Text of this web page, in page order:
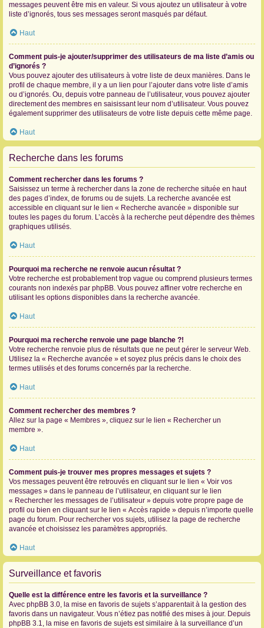
messages peuvent être mis en valeur. Si vous ajoutez un utilisateur à votre
liste d’ignorés, tous ses messages seront masqués par défaut.
Haut
Comment puis-je ajouter/supprimer des utilisateurs de ma liste d’amis ou
d’ignorés ?
Vous pouvez ajouter des utilisateurs à votre liste de deux manières. Dans le
profil de chaque membre, il y a un lien pour l’ajouter dans votre liste d’amis
ou d’ignorés. Ou, depuis votre panneau de l’utilisateur, vous pouvez ajouter
directement des membres en saisissant leur nom d’utilisateur. Vous pouvez
également supprimer des utilisateurs de votre liste depuis cette même page.
Haut
Recherche dans les forums
Comment rechercher dans les forums ?
Saisissez un terme à rechercher dans la zone de recherche située en haut
des pages d’index, de forums ou de sujets. La recherche avancée est
accessible en cliquant sur le lien « Recherche avancée » disponible sur
toutes les pages du forum. L’accès à la recherche peut dépendre des thèmes
graphiques utilisés.
Haut
Pourquoi ma recherche ne renvoie aucun résultat ?
Votre recherche est probablement trop vague ou comprend plusieurs termes
courants non indexés par phpBB. Vous pouvez affiner votre recherche en
utilisant les options disponibles dans la recherche avancée.
Haut
Pourquoi ma recherche renvoie une page blanche ?!
Votre recherche renvoie plus de résultats que ne peut gérer le serveur Web.
Utilisez la « Recherche avancée » et soyez plus précis dans le choix des
termes utilisés et des forums concernés par la recherche.
Haut
Comment rechercher des membres ?
Allez sur la page « Membres », cliquez sur le lien « Rechercher un
membre ».
Haut
Comment puis-je trouver mes propres messages et sujets ?
Vos messages peuvent être retrouvés en cliquant sur le lien « Voir vos
messages » dans le panneau de l’utilisateur, en cliquant sur le lien
« Rechercher les messages de l’utilisateur » depuis votre propre page de
profil ou bien en cliquant sur le lien « Accès rapide » depuis n’importe quelle
page du forum. Pour rechercher vos sujets, utilisez la page de recherche
avancée et choisissez les paramètres appropriés.
Haut
Surveillance et favoris
Quelle est la différence entre les favoris et la surveillance ?
Avec phpBB 3.0, la mise en favoris de sujets s’apparentait à la gestion des
favoris dans un navigateur. Vous n’étiez pas notifié des mises à jour. Depuis
phpBB 3.1, la mise en favoris de sujets est similaire à la surveillance d’un